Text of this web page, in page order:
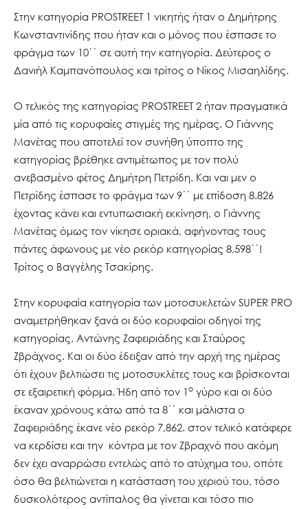
Στην κατηγορία PROSTREET 1 νικητής ήταν ο Δημήτρης
Κωνσταντινίδης που ήταν και ο μόνος που έσπασε το
φράγμα των 10΄΄ σε αυτή την κατηγορία. Δεύτερος ο
Δανιήλ Καμπανόπουλος και τρίτος ο Νίκος Μισαηλίδης.
Ο τελικός της κατηγορίας PROSTREET 2 ήταν πραγματικά
μία από τις κορυφαίες στιγμές της ημέρας. Ο Γιάννης
Μανέτας που αποτελεί τον συνήθη ύποπτο της
κατηγορίας βρέθηκε αντιμέτωπος με τον πολύ
ανεβασμένο φέτος Δημήτρη Πετρίδη. Και ναι μεν ο
Πετρίδης έσπασε το φράγμα των 9΄΄ με επίδοση 8.826
έχοντας κάνει και εντυπωσιακή εκκίνηση, ο Γιάννης
Μανέτας όμως τον νίκησε οριακά, αφήνοντας τους
πάντες άφωνους με νέο ρεκόρ κατηγορίας 8,598΄΄!
Τρίτος ο Βαγγέλης Τσακίρης.
Στην κορυφαία κατηγορία των μοτοσυκλετών SUPER PRO
αναμετρήθηκαν ξανά οι δύο κορυφαίοι οδηγοί της
κατηγορίας, Αντώνης Ζαφειριάδης και Σταύρος
Ζβράχνος. Και οι δύο έδειξαν από την αρχή της ημέρας
ότι έχουν βελτιώσει τις μοτοσυκλέτες τους και βρίσκονται
σε εξαιρετική φόρμα. Ήδη από τον 1 ο γύρο και οι δύο
έκαναν χρόνους κάτω από τα 8΄΄ και μάλιστα ο
Ζαφειριάδης έκανε νέο ρεκόρ 7,862. στον τελικό κατάφερε
να κερδίσει και την κόντρα με τον Ζβραχνό που ακόμη
δεν έχει αναρρώσει εντελώς από το ατύχημα του, οπότε
όσο θα βελτιώνεται η κατάσταση του χεριού του, τόσο
δυσκολότερος αντίπαλος θα γίνεται και τόσο πιο